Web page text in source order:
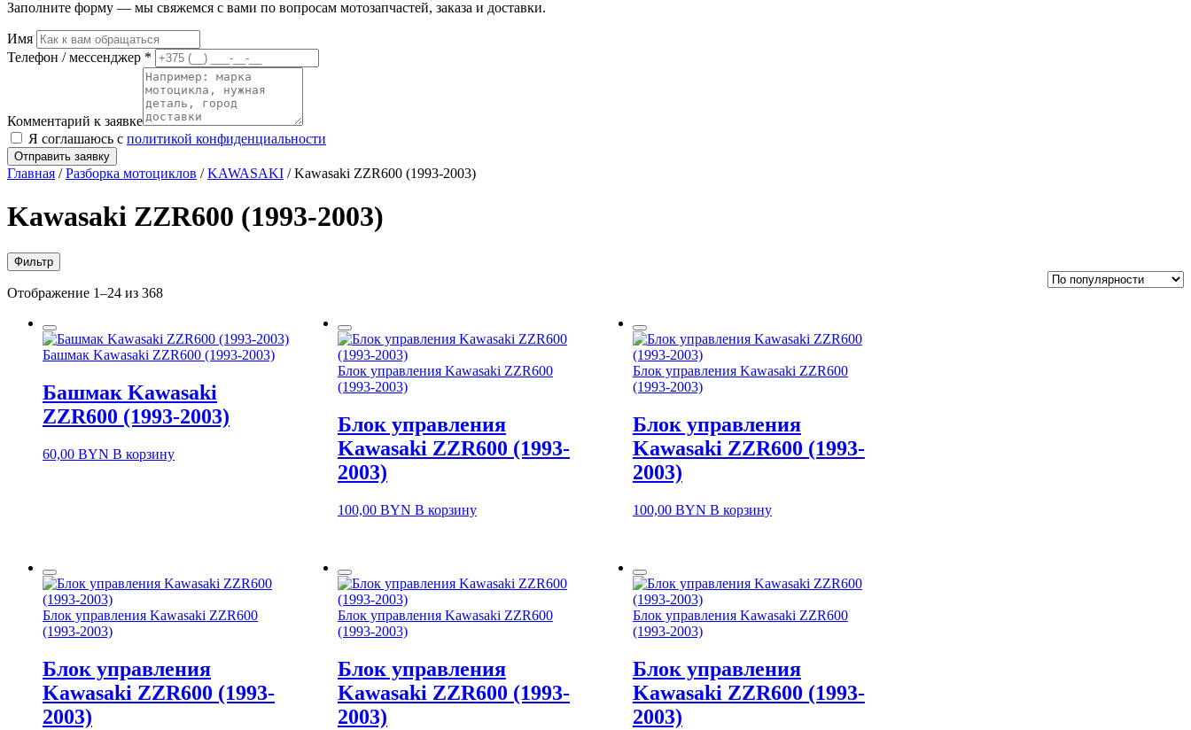
Заполните форму — мы свяжемся с вами по вопросам мотозапчастей, заказа и доставки.
Имя
Телефон / мессенджер *
Комментарий к заявке
Я соглашаюсь с политикой конфиденциальности
Отправить заявку
Главная /Разборка мотоциклов /KAWASAKI / Kawasaki ZZR600 (1993-2003)
Kawasaki ZZR600 (1993-2003)
Фильтр
Отображение 1–24 из 368
Башмак Kawasaki ZZR600 (1993-2003)
Башмак Kawasaki
ZZR600 (1993-2003)
60,00 BYN В корзину
Блок управления Kawasaki ZZR600
(1993-2003)
Блок управления
Kawasaki ZZR600 (1993-
2003)
100,00 BYN В корзину
Блок управления Kawasaki ZZR600
(1993-2003)
Блок управления
Kawasaki ZZR600 (1993-
2003)
100,00 BYN В корзину
Блок управления Kawasaki ZZR600
(1993-2003)
Блок управления
Kawasaki ZZR600 (1993-
2003)
Блок управления Kawasaki ZZR600
(1993-2003)
Блок управления
Kawasaki ZZR600 (1993-
2003)
Блок управления Kawasaki ZZR600
(1993-2003)
Блок управления
Kawasaki ZZR600 (1993-
2003)